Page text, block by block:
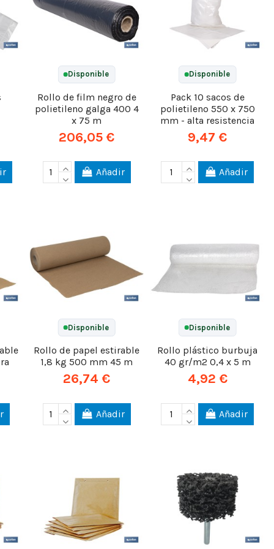
Disponible
Rollo de film negro de
polietileno galga 400 4
x 75 m
206,05 €
Añadir
Disponible
Pack 10 sacos de
polietileno 550 x 750
mm - alta resistencia
9,47 €
Añadir
Disponible
Rollo de papel estirable
1,8 kg 500 mm 45 m
26,74 €
Añadir
Disponible
Rollo plástico burbuja
40 gr/m2 0,4 x 5 m
4,92 €
Añadir